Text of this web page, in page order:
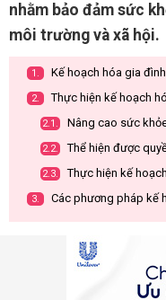
nhằm bảo đảm sức
môi trường và xã hội.
1. Kế hoạch hóa gia
2. Thực hiện kế hoạch
2.1. Nâng cao sức
2.2. Thể hiện được
2.3. Thực hiện kế
3. Các phương pháp kế